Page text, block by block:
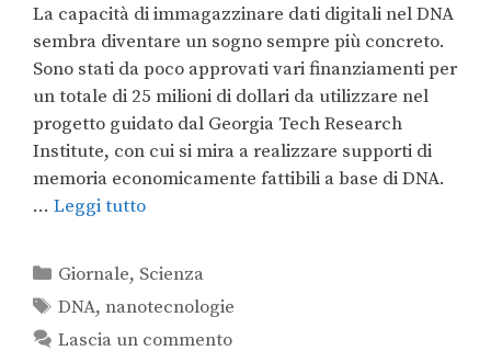
La capacità di immagazzinare dati digitali nel DNA
sembra diventare un sogno sempre più concreto.
Sono stati da poco approvati vari finanziamenti per
un totale di 25 milioni di dollari da utilizzare nel
progetto guidato dal Georgia Tech Research
Institute, con cui si mira a realizzare supporti di
memoria economicamente fattibili a base di DNA.
… Leggi tutto
Giornale, Scienza
DNA,nanotecnologie
Lascia un commento